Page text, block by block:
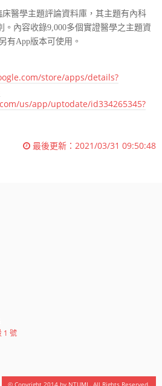
床醫學主題評論資料庫，其主題有內科
內容收錄9,000多個實證醫學之主題資
有App版本可使用。
store/apps/details?
us/app/uptodate/id334265345?
最後更新： 2021/03/31 09:50:48
1 號
© Copyright 2014 by NTUML. All Rights Reserved.